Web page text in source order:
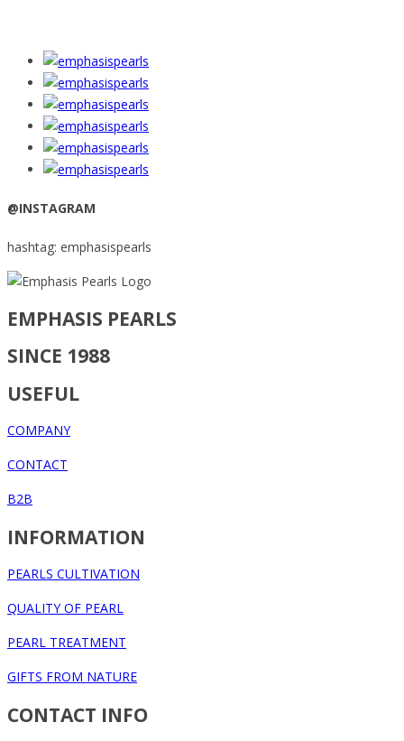
@INSTAGRAM
hashtag: emphasispearls
EMPHASIS PEARLS
SINCE 1988
USEFUL
COMPANY
CONTACT
B2B
INFORMATION
PEARLS CULTIVATION
QUALITY OF PEARL
PEARL TREATMENT
GIFTS FROM NATURE
CONTACT INFO